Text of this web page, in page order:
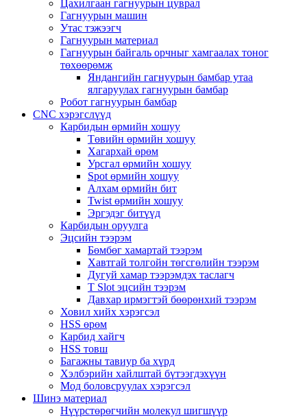
Цахилгаан гагнуурын цуврал
Гагнуурын машин
Утас тэжээгч
Гагнуурын материал
Гагнуурын байгаль орчныг хамгаалах тоног
төхөөрөмж
Яндангийн гагнуурын бамбар утаа
ялгаруулах гагнуурын бамбар
Робот гагнуурын бамбар
CNC хэрэгслүүд
Карбидын өрмийн хошуу
Төвийн өрмийн хошуу
Хагархай өрөм
Урсгал өрмийн хошуу
Spot өрмийн хошуу
Алхам өрмийн бит
Twist өрмийн хошуу
Эргэдэг битүүд
Карбидын оруулга
Эцсийн тээрэм
Бөмбөг хамартай тээрэм
Хавтгай толгойн төгсгөлийн тээрэм
Дугуй хамар тээрэмдэх таслагч
T Slot эцсийн тээрэм
Давхар ирмэгтэй бөөрөнхий тээрэм
Ховил хийх хэрэгсэл
HSS өрөм
Карбид хайгч
HSS товш
Багажны тавиур ба хүрд
Хэлбэрийн хайлштай бүтээгдэхүүн
Мод боловсруулах хэрэгсэл
Шинэ материал
Нүүрстөрөгчийн молекул шигшүүр